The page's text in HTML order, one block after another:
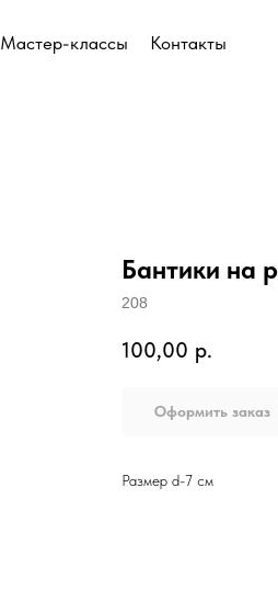
Мастер-классы Контакты
Мастер-классы Контакты
Бантики на
208
100,00 р.
Оформить заказ
Размер d-7 см